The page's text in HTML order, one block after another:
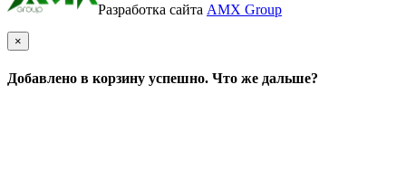
Разработка сайта AMX Group
×
Добавлено в корзину успешно. Что же дальше?